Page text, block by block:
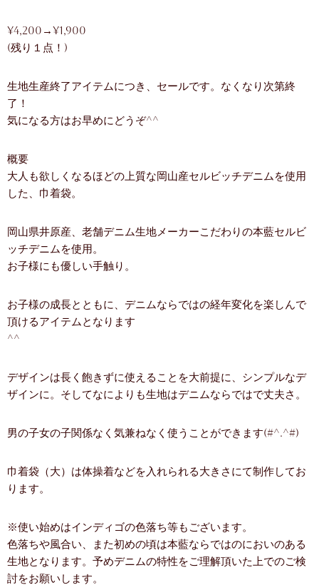
¥4,200→¥1,900
(残り１点！)
生地生産終了アイテムにつき、セールです。なくなり次第終
了！
気になる方はお早めにどうぞ^^
概要
大人も欲しくなるほどの上質な岡山産セルビッチデニムを使用
した、巾着袋。
岡山県井原産、老舗デニム生地メーカーこだわりの本藍セルビ
ッチデニムを使用。
お子様にも優しい手触り。
お子様の成長とともに、デニムならではの経年変化を楽しんで
頂けるアイテムとなります
^^
デザインは長く飽きずに使えることを大前提に、シンプルなデ
ザインに。そしてなによりも生地はデニムならではで丈夫さ。
男の子女の子関係なく気兼ねなく使うことができます(#^.^#)
巾着袋（大）は体操着などを入れられる大きさにて制作してお
ります。
※使い始めはインディゴの色落ち等もございます。
色落ちや風合い、また初めの頃は本藍ならではのにおいのある
生地となります。予めデニムの特性をご理解頂いた上でのご検
討をお願いします。